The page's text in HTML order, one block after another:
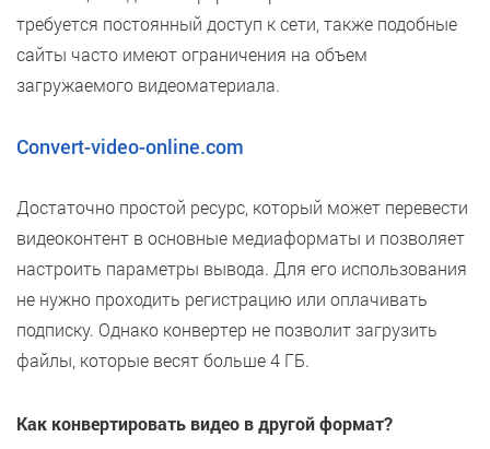
требуется постоянный доступ к сети, также подобные
сайты часто имеют ограничения на объем
загружаемого видеоматериала.
Convert-video-online.com
Достаточно простой ресурс, который может перевести
видеоконтент в основные медиаформаты и позволяет
настроить параметры вывода. Для его использования
не нужно проходить регистрацию или оплачивать
подписку. Однако конвертер не позволит загрузить
файлы, которые весят больше 4 ГБ.
Как конвертировать видео в другой формат?